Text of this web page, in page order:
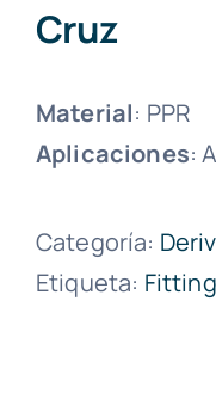
Cruz
Material: PPR
Aplicaciones:
Categoría:
Etiqueta: